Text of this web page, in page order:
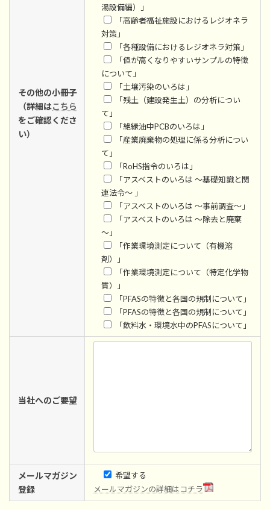
その他の小冊子
（詳細はこちら
をご確認くださ
い）
湯設備編）」
「高齢者福祉施設におけるレジオネラ
対策」
「各種設備におけるレジオネラ対策」
「値が高くなりやすいサンプルの特徴
について」
「土壌汚染のいろは」
「残土（建設発生土）の分析につい
て」
「絶縁油中PCBのいろは」
「産業廃棄物の処理に係る分析につい
て」
「RoHS指令のいろは」
「アスベストのいろは ～基礎知識と関
連法令～ 」
「アスベストのいろは ～事前調査～」
「アスベストのいろは ～除去と廃棄
～」
「作業環境測定について（有機溶
剤）」
「作業環境測定について（特定化学物
質）」
「PFASの特徴と各国の規制について」
「PFASの特徴と各国の規制について」
「飲料水・環境水中のPFASについて」
当社へのご要望
メールマガジン
登録
希望する
メールマガジンの詳細はコチラ